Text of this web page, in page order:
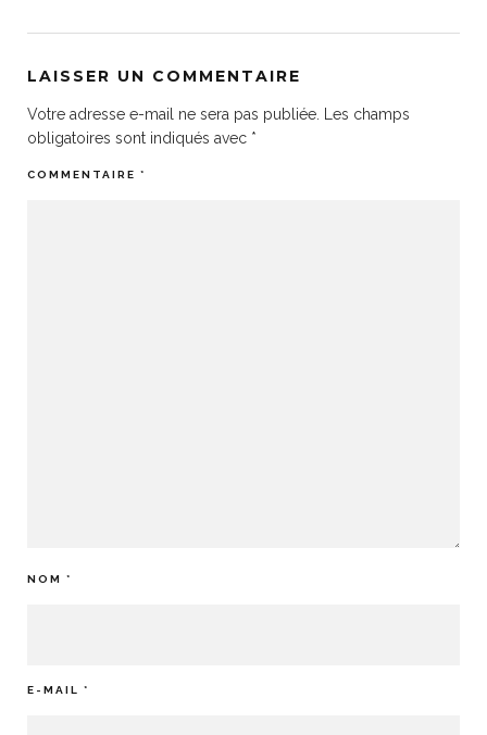
LAISSER UN COMMENTAIRE
Votre adresse e-mail ne sera pas publiée.
Les champs
obligatoires sont indiqués avec *
COMMENTAIRE *
NOM *
E-MAIL *